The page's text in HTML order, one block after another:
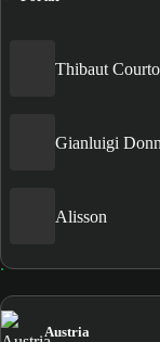
Thibaut
Gianluigi
Alisson
Austria